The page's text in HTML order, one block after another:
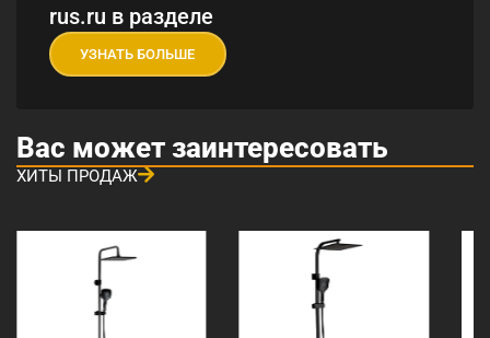
rus.ru в разделе
УЗНАТЬ БОЛЬШЕ
Вас может заинтересовать
ХИТЫ ПРОДАЖ